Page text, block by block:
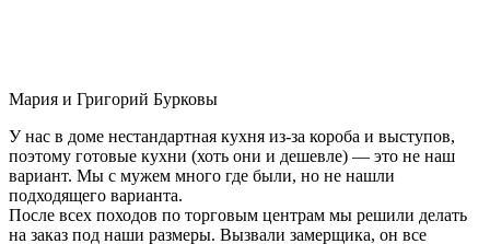
Мария и Григорий Бурковы
У нас в доме нестандартная кухня из-за короба и выступов,
поэтому готовые кухни (хоть они и дешевле) — это не наш
вариант. Мы с мужем много где были, но не нашли
подходящего варианта.
После всех походов по торговым центрам мы решили делать
на заказ под наши размеры. Вызвали замерщика, он все